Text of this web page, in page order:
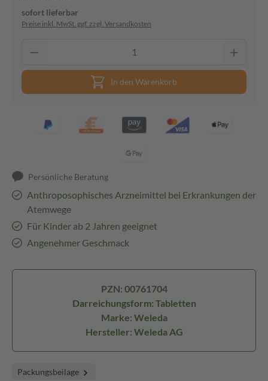
sofort lieferbar
Preise inkl. MwSt. ggf. zzgl. Versandkosten
In den Warenkorb
Persönliche Beratung
Anthroposophisches Arzneimittel bei Erkrankungen der
Atemwege
Für Kinder ab 2 Jahren geeignet
Angenehmer Geschmack
PZN: 00761704
Darreichungsform: Tabletten
Marke: Weleda
Hersteller: Weleda AG
Packungsbeilage